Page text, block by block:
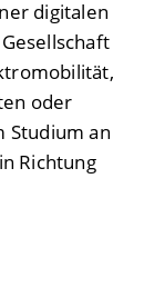
digitalen
oder
Studium an
Richtung